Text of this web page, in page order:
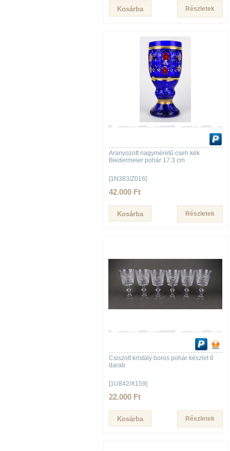
Részletek
Aranyozott nagyméretű cseh kék
Biedermeier pohár 17.3 cm
[1N383/Z016]
42.000 Ft
Részletek
Csiszolt kristály boros pohár készlet 6
darab
[1U842/X159]
22.000 Ft
Részletek